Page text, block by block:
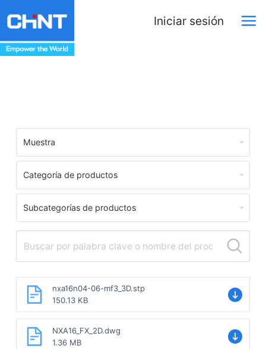
Iniciar sesión
Muestra
Categoría de productos
Subcategorías de productos
nxa16n04-06-mf3_3D.stp
150.13 KB
NXA16_FX_2D.dwg
1.36 MB